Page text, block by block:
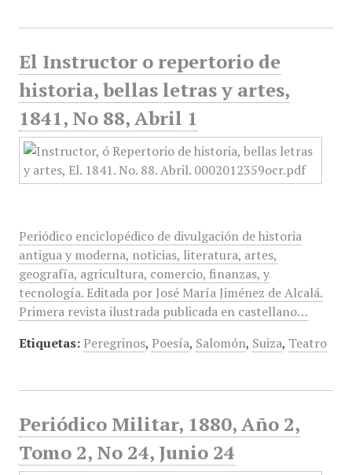
El Instructor o repertorio de
historia, bellas letras y artes,
1841, No 88, Abril 1
Periódico enciclopédico de divulgación de historia
antigua y moderna, noticias, literatura, artes,
geografía, agricultura, comercio, finanzas, y
tecnología. Editada por José María Jiménez de Alcalá.
Primera revista ilustrada publicada en castellano…
Etiquetas: Peregrinos, Poesía, Salomón, Suiza, Teatro
Periódico Militar, 1880, Año 2,
Tomo 2, No 24, Junio 24